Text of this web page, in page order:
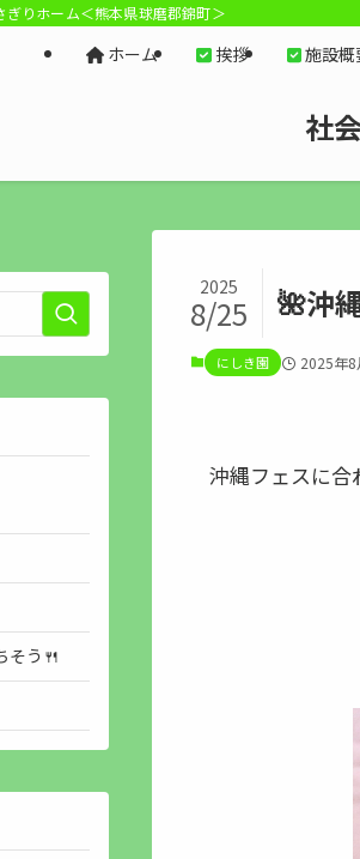
りホーム＜熊本県球磨郡錦町＞
社
ホーム 挨拶 施設概
🌺沖
2025
8/25
にしき園 2025年8
沖縄フェスに
そう🍴